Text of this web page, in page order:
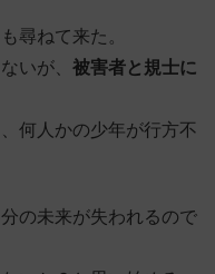
尋ねて来た。
いが、 被害者と規士に
何人かの少年が行方不
の未来が失われるので